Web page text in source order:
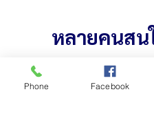
หลายคนสน
Phone Facebook